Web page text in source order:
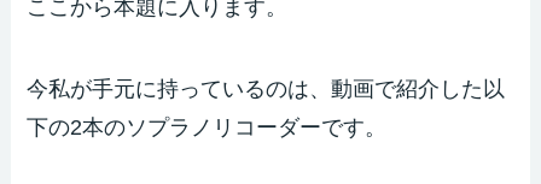
ここから本題に入ります。
今私が手元に持っているのは、動画で紹介した以
下の2本のソプラノリコーダーです。